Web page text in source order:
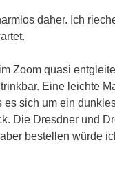
daher. Ich
Zoom quasi
Eine leichte
sich um ein
Die Dresdner und
bestellen würde